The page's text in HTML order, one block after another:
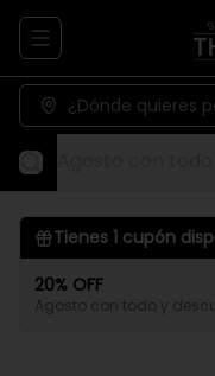
Abrir menu de
¿Dónde quieres
Tienes 1 cupón
20% OFF
Agosto con todo y